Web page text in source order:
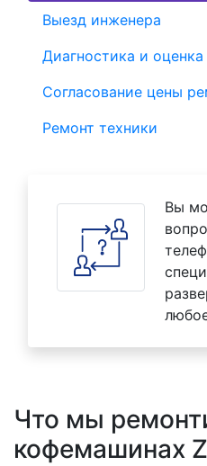
Выезд инженера
Диагностика и оценка
Согласование цены
Ремонт техники
Вы
Что мы
кофемашинах